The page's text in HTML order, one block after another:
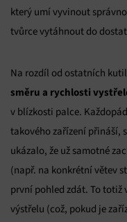
který umí vyvinout
tvůrce vytáhnout do
Na rozdíl od ostatních
směru a rychlosti
v blízkosti palce.
takového zařízení přináší,
ukázalo, že už samotné
(např. na konkrétní větev
první pohled zdát. To totiž
výstřelu (což, pokud je